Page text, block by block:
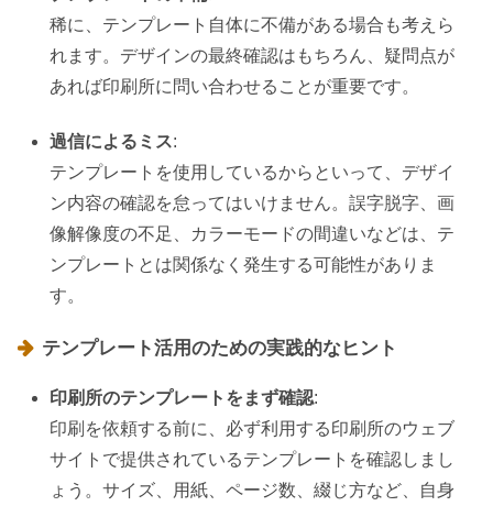
稀に、テンプレート自体に不備がある場合も考えら
れます。デザインの最終確認はもちろん、疑問点が
あれば印刷所に問い合わせることが重要です。
過信によるミス:
テンプレートを使用しているからといって、デザイ
ン内容の確認を怠ってはいけません。誤字脱字、画
像解像度の不足、カラーモードの間違いなどは、テ
ンプレートとは関係なく発生する可能性がありま
す。
テンプレート活用のための実践的なヒント
印刷所のテンプレートをまず確認:
印刷を依頼する前に、必ず利用する印刷所のウェブ
サイトで提供されているテンプレートを確認しまし
ょう。サイズ、用紙、ページ数、綴じ方など、自身